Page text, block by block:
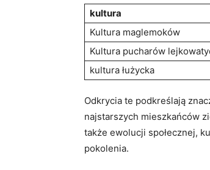
kultura
Kultura maglemoków
Kultura pucharów
kultura łużycka
Odkrycia te podkreślają
najstarszych mieszkańców
także ewolucji społecznej,
pokolenia.